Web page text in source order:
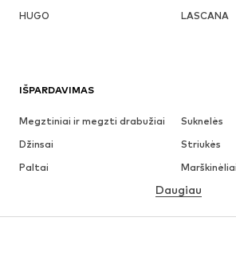
HUGO
LASCANA
IŠPARDAVIMAS
Megztiniai ir megzti drabužiai
Suknelės
Džinsai
Striukės
Paltai
Apatiniai
Sijonai
Palaidinės
Daugiau